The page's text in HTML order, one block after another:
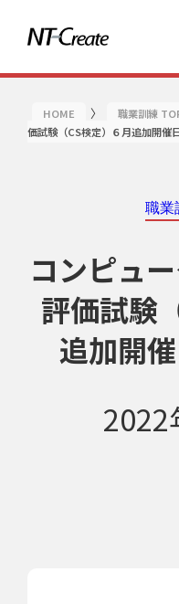
HOME 〉 職業訓練
価試験（CS検定）６月追加開催
職業
コンピュ
評価試験
追加開
2022